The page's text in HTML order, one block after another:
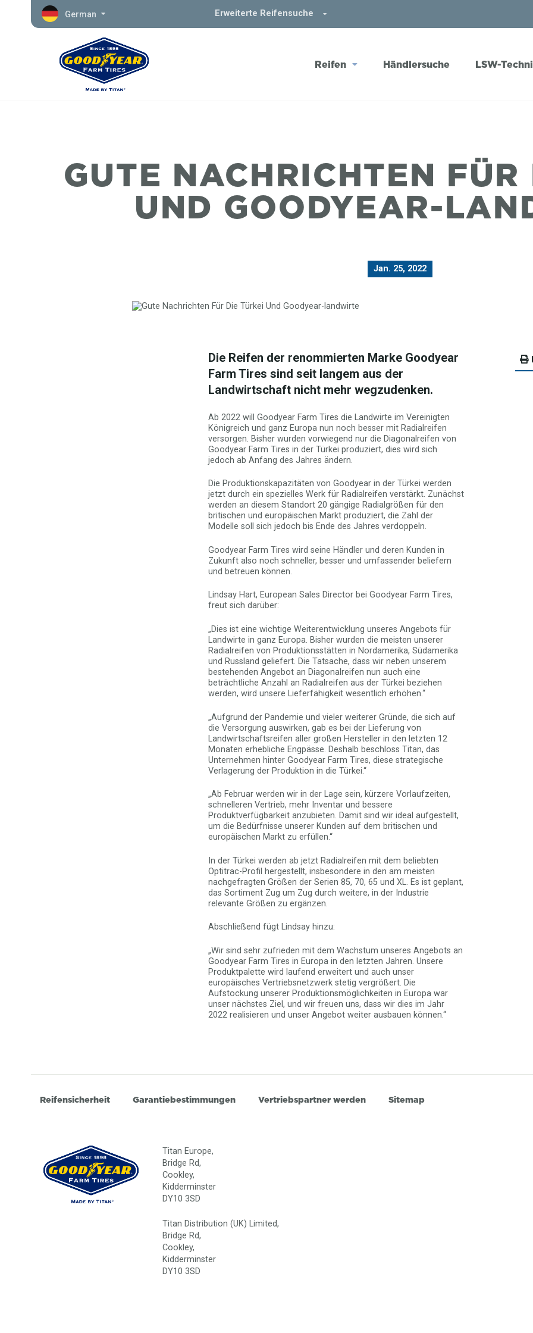
German Erweiterte Reifensuche
Reifen Händlersuche LSW-
GUTE NACHRICHTEN
UND GOODYEAR-
Jan. 25, 2022
Die Reifen der renommierten Marke Goodyear
Farm Tires sind seit langem aus der
Landwirtschaft nicht mehr wegzudenken.
Ab 2022 will Goodyear Farm Tires die Landwirte im Vereinigten
Königreich und ganz Europa nun noch besser mit Radialreifen
versorgen. Bisher wurden vorwiegend nur die Diagonalreifen von
Goodyear Farm Tires in der Türkei produziert, dies wird sich
jedoch ab Anfang des Jahres ändern.
Die Produktionskapazitäten von Goodyear in der Türkei werden
jetzt durch ein spezielles Werk für Radialreifen verstärkt. Zunächst
werden an diesem Standort 20 gängige Radialgrößen für den
britischen und europäischen Markt produziert, die Zahl der
Modelle soll sich jedoch bis Ende des Jahres verdoppeln.
Goodyear Farm Tires wird seine Händler und deren Kunden in
Zukunft also noch schneller, besser und umfassender beliefern
und betreuen können.
Lindsay Hart, European Sales Director bei Goodyear Farm Tires,
freut sich darüber:
„Dies ist eine wichtige Weiterentwicklung unseres Angebots für
Landwirte in ganz Europa. Bisher wurden die meisten unserer
Radialreifen von Produktionsstätten in Nordamerika, Südamerika
und Russland geliefert. Die Tatsache, dass wir neben unserem
bestehenden Angebot an Diagonalreifen nun auch eine
beträchtliche Anzahl an Radialreifen aus der Türkei beziehen
werden, wird unsere Lieferfähigkeit wesentlich erhöhen.“
„Aufgrund der Pandemie und vieler weiterer Gründe, die sich auf
die Versorgung auswirken, gab es bei der Lieferung von
Landwirtschaftsreifen aller großen Hersteller in den letzten 12
Monaten erhebliche Engpässe. Deshalb beschloss Titan, das
Unternehmen hinter Goodyear Farm Tires, diese strategische
Verlagerung der Produktion in die Türkei.“
„Ab Februar werden wir in der Lage sein, kürzere Vorlaufzeiten,
schnelleren Vertrieb, mehr Inventar und bessere
Produktverfügbarkeit anzubieten. Damit sind wir ideal aufgestellt,
um die Bedürfnisse unserer Kunden auf dem britischen und
europäischen Markt zu erfüllen.“
In der Türkei werden ab jetzt Radialreifen mit dem beliebten
Optitrac-Profil hergestellt, insbesondere in den am meisten
nachgefragten Größen der Serien 85, 70, 65 und XL. Es ist geplant,
das Sortiment Zug um Zug durch weitere, in der Industrie
relevante Größen zu ergänzen.
Abschließend fügt Lindsay hinzu:
„Wir sind sehr zufrieden mit dem Wachstum unseres Angebots an
Goodyear Farm Tires in Europa in den letzten Jahren. Unsere
Produktpalette wird laufend erweitert und auch unser
europäisches Vertriebsnetzwerk stetig vergrößert. Die
Aufstockung unserer Produktionsmöglichkeiten in Europa war
unser nächstes Ziel, und wir freuen uns, dass wir dies im Jahr
2022 realisieren und unser Angebot weiter ausbauen können.“
Reifensicherheit Garantiebestimmungen Vertriebspartner werden Sitemap
Titan Europe,
Bridge Rd,
Cookley,
Kidderminster
DY10 3SD
Titan Distribution (UK) Limited,
Bridge Rd,
Cookley,
Kidderminster
DY10 3SD